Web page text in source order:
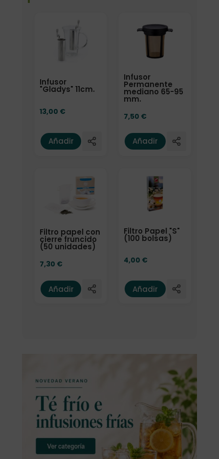
Infusor
"Gladys" 11cm.
13,00 €
Añadir
Infusor
Permanente
mediano 65-95
mm.
7,50 €
Añadir
Filtro papel con
cierre fruncido
(50 unidades)
7,30 €
Añadir
Filtro Papel "S"
(100 bolsas)
4,00 €
Añadir